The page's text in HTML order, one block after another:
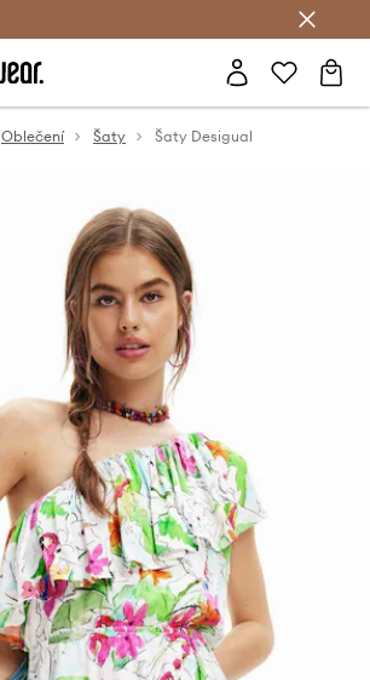
Oblečení Šaty Šaty Desigual